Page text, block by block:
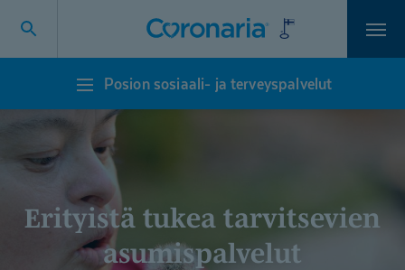
sosiaali-
terveyspalvelut
Posion sosiaali- ja terveyspalvelut
Erityistä tukea tarvitsevien
asumispalvelut